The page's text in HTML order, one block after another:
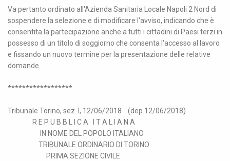
Va pertanto ordinato all'Azienda Sanitaria Locale Napoli 2 Nord di
sospendere la selezione e di modificare l'avviso, indicando che è
consentita la partecipazione anche a tutti i cittadini di Paesi terzi in
possesso di un titolo di soggiorno che consenta l'accesso al lavoro
e fissando un nuovo termine per la presentazione delle relative
domande.
******************
Tribunale Torino, sez. I, 12/06/2018 (dep.12/06/2018)
R E P U B B L I C A I T A L I A N A
IN NOME DEL POPOLO ITALIANO
TRIBUNALE ORDINARIO DI TORINO
PRIMA SEZIONE CIVILE